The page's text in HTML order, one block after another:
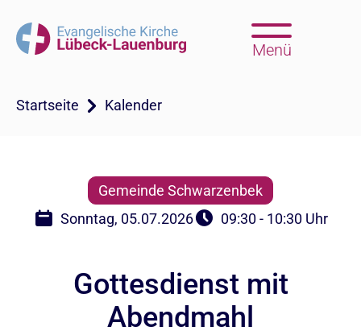
Menü
Startseite Kalender
Gemeinde Schwarzenbek
Sonntag, 05.07.2026
09:30 - 10:30 Uhr
Gottesdienst mit
Abendmahl